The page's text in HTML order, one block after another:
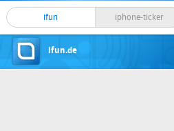
ifun iphone-ticker
ifun.de